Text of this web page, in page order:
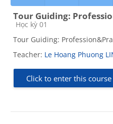
Tour Guiding:
Course category
Học kỳ 01
Tour Guiding:
Teacher: Le Hoang Phuong
Click to enter this course